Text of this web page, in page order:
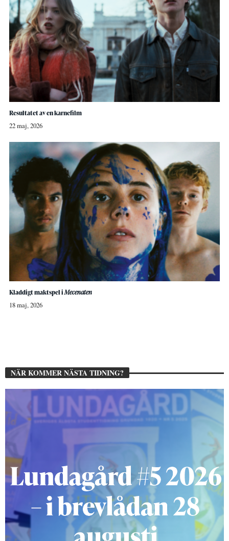
Resultatet av en karnefilm
22 maj, 2026
Kladdigt maktspel iMecenaten
18 maj, 2026
NÄR KOMMER NÄSTA TIDNING?